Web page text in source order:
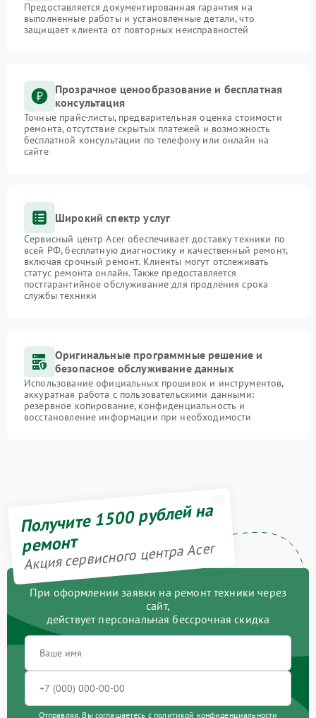
Предоставляется документированная гарантия на
выполненные работы и установленные детали, что
защищает клиента от повторных неисправностей
Прозрачное ценообразование и бесплатная
консультация
Точные прайс-листы, предварительная оценка стоимости
ремонта, отсутствие скрытых платежей и возможность
бесплатной консультации по телефону или онлайн на
сайте
Широкий спектр услуг
Сервисный центр Acer обеспечивает доставку техники по
всей РФ, бесплатную диагностику и качественный ремонт,
включая срочный ремонт. Клиенты могут отслеживать
статус ремонта онлайн. Также предоставляется
постгарантийное обслуживание для продления срока
службы техники
Оригинальные программные решение и
безопасное обслуживание данных
Использование официальных прошивок и инструментов,
аккуратная работа с пользовательскими данными:
резервное копирование, конфиденциальность и
восстановление информации при необходимости
Получите 1500 рублей на
ремонт
Акция сервисного центра Acer
При оформлении заявки на ремонт техники через
сайт,
действует персональная бессрочная скидка
Отправляя, Вы соглашаетесь с политикой конфиденциальности